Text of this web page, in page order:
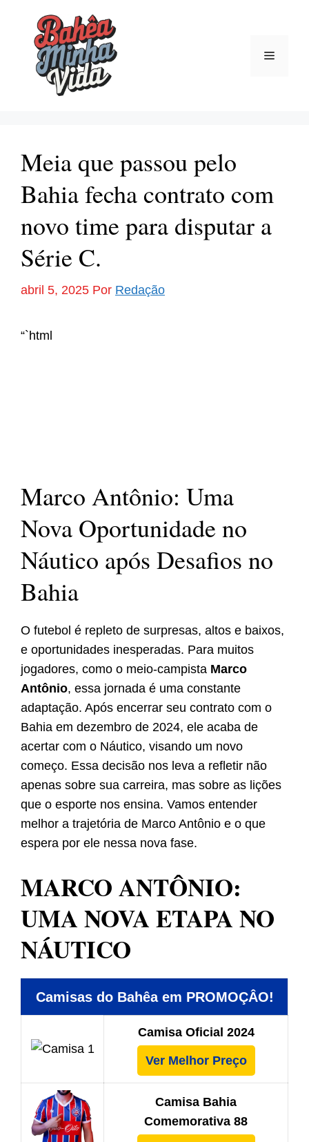
conteúdo
Menu
Meia que passou pelo
Bahia fecha contrato com
novo time para disputar a
Série C.
abril 5, 2025 Por Redação
“`html
Marco Antônio: Uma
Nova Oportunidade no
Náutico após Desafios no
Bahia
O futebol é repleto de surpresas, altos e baixos,
e oportunidades inesperadas. Para muitos
jogadores, como o meio-campista Marco
Antônio, essa jornada é uma constante
adaptação. Após encerrar seu contrato com o
Bahia em dezembro de 2024, ele acaba de
acertar com o Náutico, visando um novo
começo. Essa decisão nos leva a refletir não
apenas sobre sua carreira, mas sobre as lições
que o esporte nos ensina. Vamos entender
melhor a trajetória de Marco Antônio e o que
espera por ele nessa nova fase.
MARCO ANTÔNIO:
UMA NOVA ETAPA NO
NÁUTICO
Camisas do Bahêa em PROMOÇÂO!
Camisa Oficial 2024
Ver Melhor Preço
Camisa Bahia
Comemorativa 88